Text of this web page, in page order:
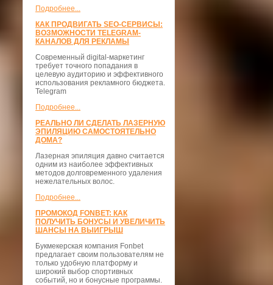
Подробнее...
КАК ПРОДВИГАТЬ SEO-СЕРВИСЫ:
ВОЗМОЖНОСТИ TELEGRAM-
КАНАЛОВ ДЛЯ РЕКЛАМЫ
Современный digital-маркетинг
требует точного попадания в
целевую аудиторию и эффективного
использования рекламного бюджета.
Telegram
Подробнее...
РЕАЛЬНО ЛИ СДЕЛАТЬ ЛАЗЕРНУЮ
ЭПИЛЯЦИЮ САМОСТОЯТЕЛЬНО
ДОМА?
Лазерная эпиляция давно считается
одним из наиболее эффективных
методов долговременного удаления
нежелательных волос.
Подробнее...
ПРОМОКОД FONBET: КАК
ПОЛУЧИТЬ БОНУСЫ И УВЕЛИЧИТЬ
ШАНСЫ НА ВЫИГРЫШ
Букмекерская компания Fonbet
предлагает своим пользователям не
только удобную платформу и
широкий выбор спортивных
событий, но и бонусные программы.